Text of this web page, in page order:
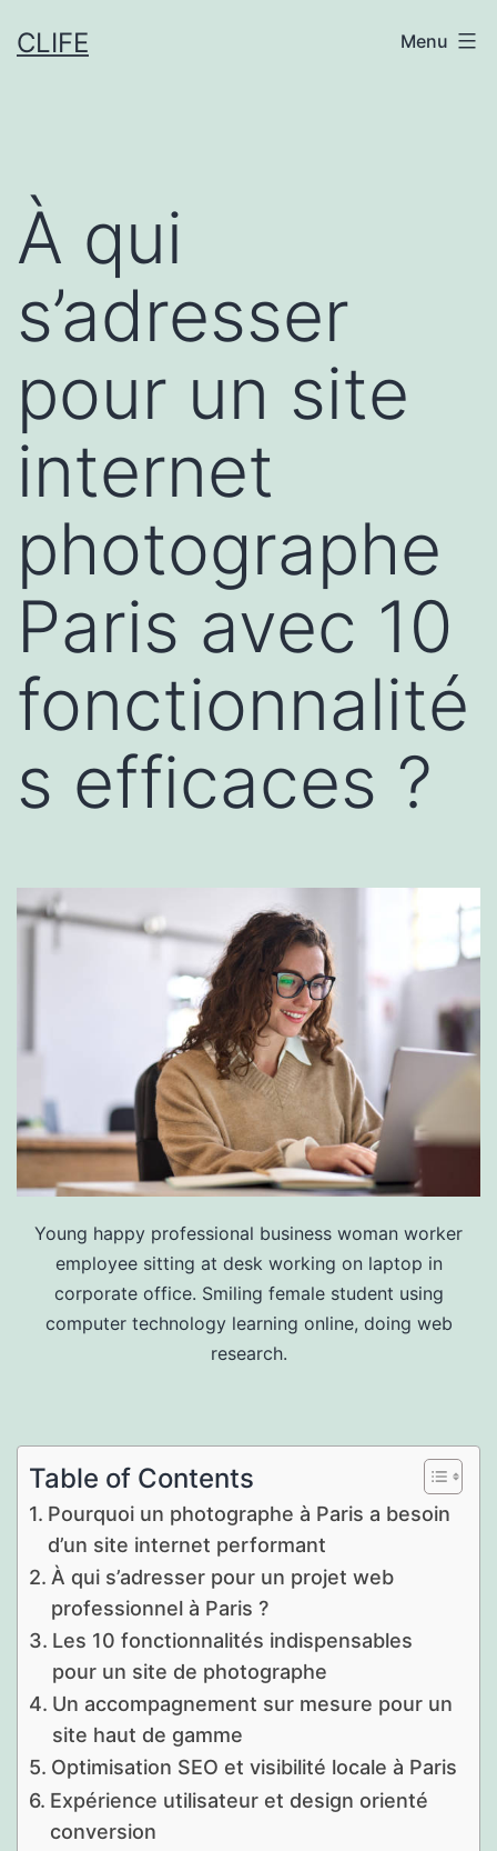
auCLIFE Menu
À qui
s’adresser
pour un site
internet
photographe
Paris avec 10
fonctionnalité
s efficaces ?
Young happy professional business woman worker
employee sitting at desk working on laptop in
corporate office. Smiling female student using
computer technology learning online, doing web
research.
Table of Contents
Pourquoi un photographe à Paris a besoin
d’un site internet performant
À qui s’adresser pour un projet web
professionnel à Paris ?
Les 10 fonctionnalités indispensables
pour un site de photographe
Un accompagnement sur mesure pour un
site haut de gamme
Optimisation SEO et visibilité locale à Paris
Expérience utilisateur et design orienté
conversion